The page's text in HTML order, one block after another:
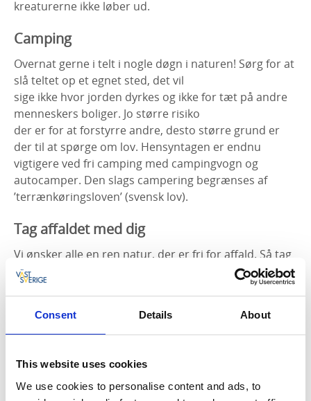
Consent Details About
This website uses cookies
We use cookies to personalise content and ads, to
kreaturerne ikke løber ud.
Camping
Overnat gerne i telt i nogle døgn i naturen! Sørg for at
slå teltet op et egnet sted, det vil
sige ikke hvor jorden dyrkes og ikke for tæt på andre
menneskers boliger. Jo større risiko
der er for at forstyrre andre, desto større grund er
der til at spørge om lov. Hensyntagen er endnu
vigtigere ved fri camping med campingvogn og
autocamper. Den slags campering begrænses af
’terrænkøringsloven’ (svensk lov).
Tag affaldet med dig
Vi ønsker alle en ren natur, der er fri for affald. Så tag
affaldet med dig. Glas, dåser, plastikposer og kapsler
kan skade både mennesker og dyr. Stil derfor aldrig
Bål
Lejrbål er et ekstra krydderi på vores friluftsliv, og du
blandt mange jordbesiddere, fordi store